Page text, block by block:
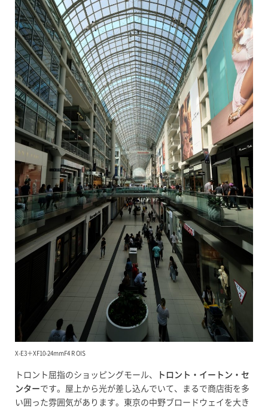
X-E3＋XF10-24mmF4 R OIS
トロント屈指のショッピングモール、
トロント・イートン・セ
ンターです。屋上から光が差し込んでいて、まるで商店街を多
い囲った雰囲気があります。東京の中野ブロードウェイを大き